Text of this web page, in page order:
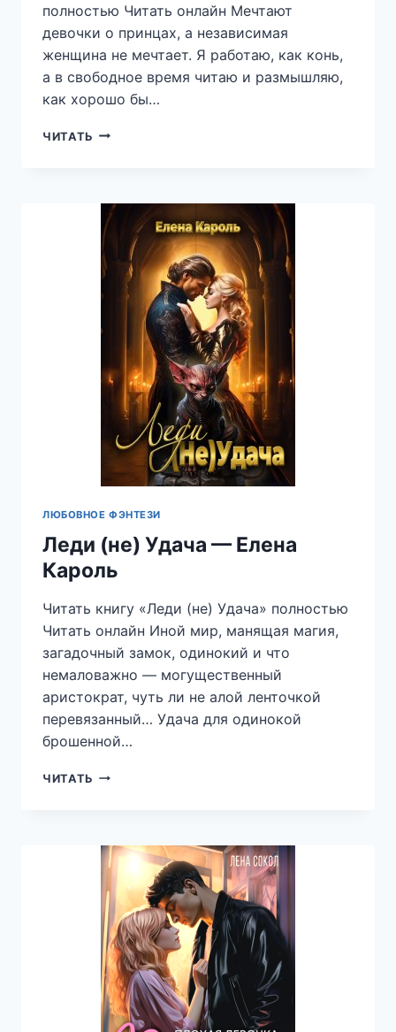
полностью Читать онлайн Мечтают
девочки о принцах, а независимая
женщина не мечтает. Я работаю, как конь,
а в свободное время читаю и размышляю,
как хорошо бы…
ЧИТАТЬ МОЙ
АНЖЕЛИКА
МИКИ
ЛЮБОВНОЕ ФЭНТЕЗИ
Леди (не) Удача — Елена
Кароль
Читать книгу «Леди (не) Удача» полностью
Читать онлайн Иной мир, манящая магия,
загадочный замок, одинокий и что
немаловажно — могущественный
аристократ, чуть ли не алой ленточкой
перевязанный… Удача для одинокой
брошенной…
ЧИТАТЬ ЛЕДИ
ЕЛЕНА
КАРОЛЬ